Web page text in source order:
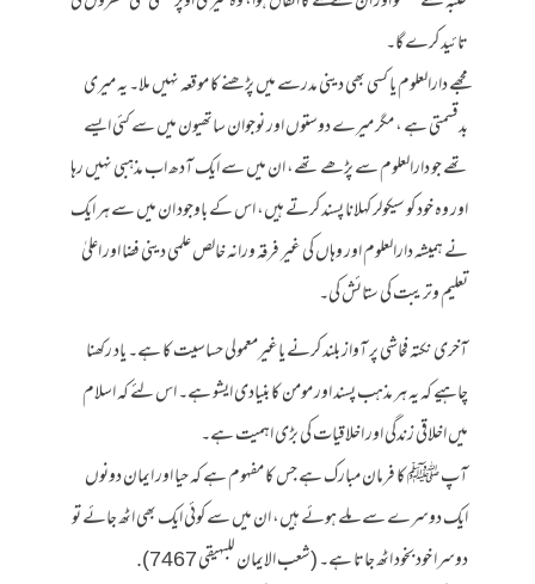
تائید کرے گا۔
مجھے دارالعلوم یا کسی بھی دینی مدرسے میں پڑھنے کا موقعہ نہیں ملا۔ یہ میری
بدقسمتی ہے ، مگر میرے دوستوں اور نوجوان ساتھیون میں سے کئی ایسے
تھے جو دارالعلوم سے پڑھے تھے، ان میں سے ایک آدھ اب مذہبی نہیں رہا
اور وہ خود کو سیکولر کہلانا پسند کرتے ہیں، اس کے باوجود ان میں سے ہر ایک
نے ہمیشہ دارالعلوم اور وہاں کی غیر فرقہ ورانہ خالص علمی دینی فضا اور اعلیٰ
تعلیم وتریبت کی ستائش کی۔
آخری نکتہ فحاشی پر آواز بلند کرنے یاغیرمعمولی حساسیت کا ہے۔ یاد رکھنا
چاہیے کہ یہ ہر مذہب پسند اور مومن کا بنیادی ایشو ہے۔ اس لئے کہ اسلام
میں اخلاقی زندگی اور اخلاقیات کی بڑی اہمیت ہے۔
آپ ﷺ کا فرمان مبارک ہے جس کا مفہوم ہے کہ حیا اور ایمان دونوں
ایک دوسرے سے ملے ہوئے ہیں، ان میں سے کوئی ایک بھی اٹھ جائے تو
دوسرا خود بخود اٹھ جاتا ہے۔ (شعب الایمان للبہیقی 7467).